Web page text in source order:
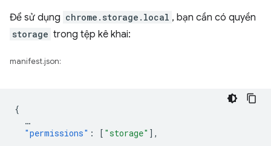
Để sử dụng chrome.storage.local , bạn cần có quyền
storage trong tệp kê khai:
manifest.json:
{
…
"permissions" : [ "storage" ],